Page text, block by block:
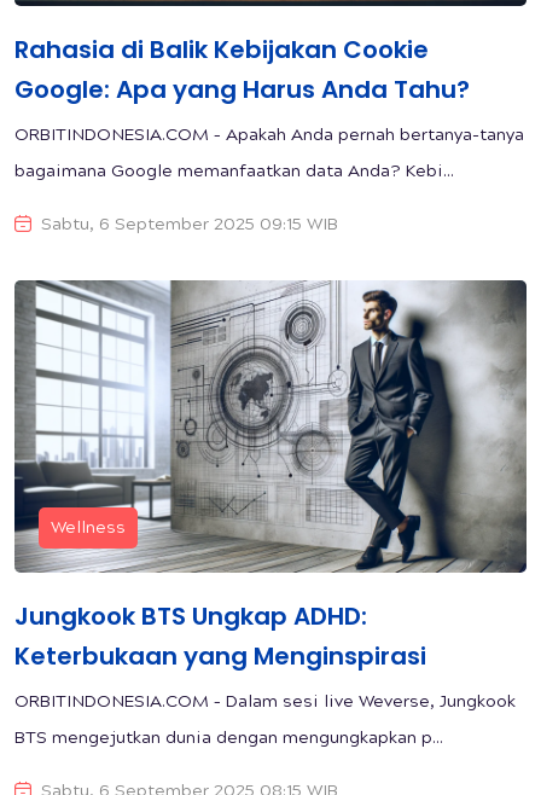
Rahasia di Balik Kebijakan Cookie
Google: Apa yang Harus Anda Tahu?
ORBITINDONESIA.COM – Apakah Anda pernah bertanya-tanya
bagaimana Google memanfaatkan data Anda? Kebi...
Sabtu, 6 September 2025 09:15 WIB
Wellness
Jungkook BTS Ungkap ADHD:
Keterbukaan yang Menginspirasi
ORBITINDONESIA.COM – Dalam sesi live Weverse, Jungkook
BTS mengejutkan dunia dengan mengungkapkan p...